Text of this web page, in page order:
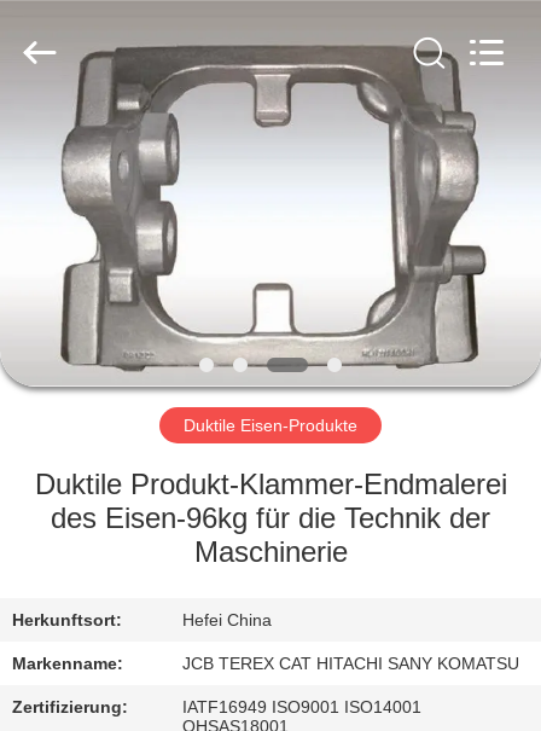
HAUS
PRODUKTE
ÜBER
UNS
FABRIK-
AUSFLUG
QUALITÄTSKONTROLLE
SIE
MIT
UNS
Rights
Duktile Eisen-Produkte
Duktile Produkt-Klammer-Endmalerei
des Eisen-96kg für die Technik der
Maschinerie
Herkunftsort: Hefei China
Markenname: JCB TEREX CAT HITACHI SANY KOMATSU
Zertifizierung:
IATF16949 ISO9001 ISO14001
OHSAS18001